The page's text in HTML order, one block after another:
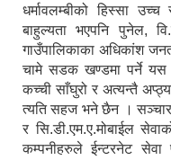
धर्मावलम्बीको हिस्सा
बाहुल्यता भएपनि पुनेल,
गाउँपालिकाका अधिकांश
चामे सडक खण्डमा पर्ने यस
कच्ची साँघुरो र अत्यन्तै
त्यति सहज भने छैन ।
र सि.डी.एम.ए.मोबाईल
कम्पनीहरुले ईन्टरनेट सेवा